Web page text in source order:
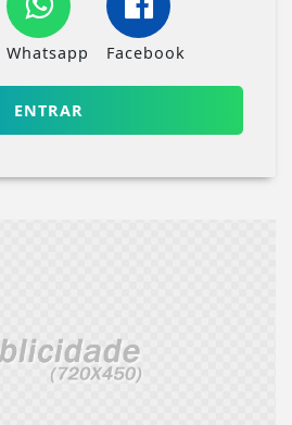
Whatsapp Facebook
ENTRAR